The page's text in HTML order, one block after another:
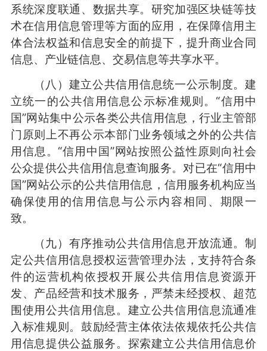
系统深度联通、数据共享。研究加强区块链等技
术在信用信息管理等方面的应用，在保障信用主
体合法权益和信息安全的前提下，提升商业合同
信息、产业链信息、交易信息等共享水平。
（八）建立公共信用信息统一公示制度。建
立统一的公共信用信息公示标准规则。“信用中
国”网站集中公示各类公共信用信息，行业主管部
门原则上不再公示本部门业务领域之外的公共信
用信息。“信用中国”网站按照公益性原则向社会
公众提供公共信用信息查询服务。对已在“信用中
国”网站公示的公共信用信息，信用服务机构应当
确保使用的信用信息与公示内容相同、期限一
致。
（九）有序推动公共信用信息开放流通。制
定公共信用信息授权运营管理办法，支持符合条
件的运营机构依授权开展公共信用信息资源开
发、产品经营和技术服务，严禁未经授权、超范
围使用公共信用信息。建立公共信用信息流通准
入标准规则。鼓励经营主体依法依规依托公共信
用信息提供公益服务。探索建立公共信用信息价